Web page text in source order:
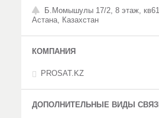
Б.Момышулы 17/2, 8 этаж, кв61,
Астана, Казахстан
PROSAT.KZ